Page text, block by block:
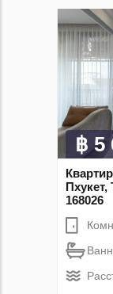
฿ 5
168026